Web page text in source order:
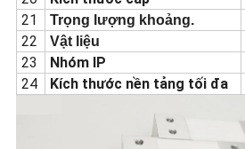
21
Trọng lượng khoảng.
22 Vật liệu
23
Nhóm IP
24
Kích thước nền tảng tối đa